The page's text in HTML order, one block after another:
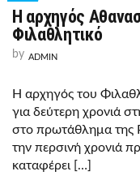
Η αρχηγός
Φιλαθλητικό
by ADMIN
Η αρχηγός του
για δεύτερη χρονιά
στο πρωτάθλημα της
την περσινή χρονιά
καταφέρει […]